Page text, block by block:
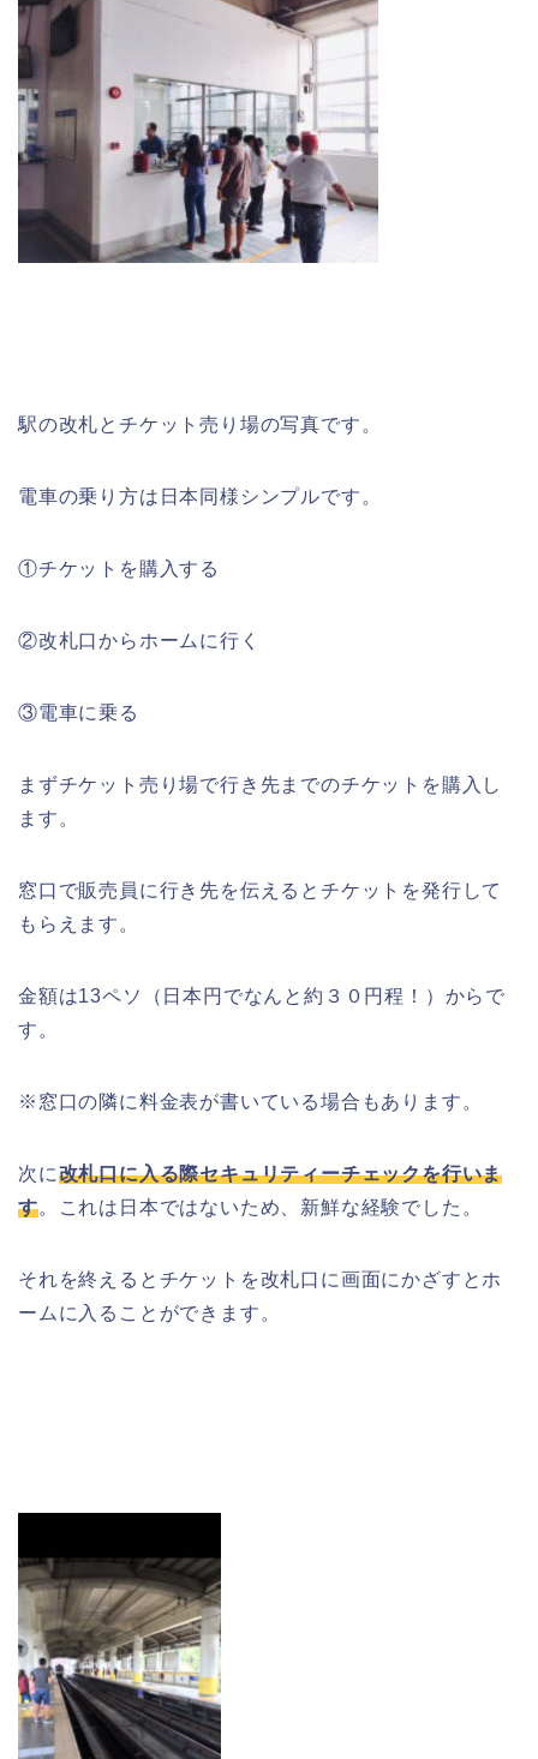
駅の改札とチケット売り場の写真です。
電車の乗り方は日本同様シンプルです。
①チケットを購入する
②改札口からホームに行く
③電車に乗る
まずチケット売り場で行き先までのチケットを購入し
ます。
窓口で販売員に行き先を伝えるとチケットを発行して
もらえます。
金額は13ペソ（日本円でなんと約３０円程！）からで
す。
※ 窓口の隣に料金表が書いている場合もあります。
次に改札口に入る際セキュリティーチェックを行いま
す。これは日本ではないため、新鮮な経験でした。
それを終えるとチケットを改札口に画面にかざすとホ
ームに入ることができます。